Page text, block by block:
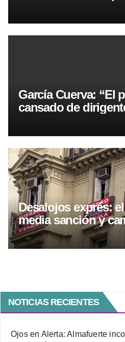
García Cuerva: “El
cansado de
de sus
Desalojos exprés:
media sanción y
por falta de pago
NOTICIAS RECIENTES
Ojos en Alerta: Almafuerte